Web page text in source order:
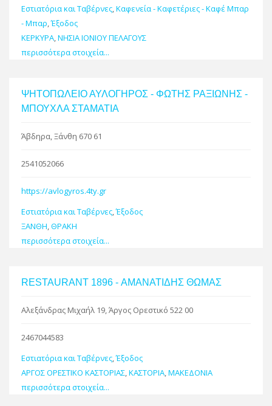
Εστιατόρια και Ταβέρνες,Καφενεία - Καφετέριες - Καφέ Μπαρ
- Μπαρ,Έξοδος
ΚΕΡΚΥΡΑ,ΝΗΣΙΑ ΙΟΝΙΟΥ ΠΕΛΑΓΟΥΣ
περισσότερα στοιχεία...
ΨΗΤΟΠΩΛΕΙΟ ΑΥΛΟΓΗΡΟΣ - ΦΩΤΗΣ ΡΑΞΙΩΝΗΣ -
ΜΠΟΥΧΛΑ ΣΤΑΜΑΤΙΑ
Άβδηρα, Ξάνθη 670 61
2541052066
https://avlogyros.4ty.gr
Εστιατόρια και Ταβέρνες,Έξοδος
ΞΑΝΘΗ,ΘΡΑΚΗ
περισσότερα στοιχεία...
RESTAURANT 1896 - ΑΜΑΝΑΤΙΔΗΣ ΘΩΜΑΣ
Αλεξάνδρας Μιχαήλ 19, Άργος Ορεστικό 522 00
2467044583
Εστιατόρια και Ταβέρνες,Έξοδος
ΑΡΓΟΣ ΟΡΕΣΤΙΚΟ ΚΑΣΤΟΡΙΑΣ,ΚΑΣΤΟΡΙΑ,ΜΑΚΕΔΟΝΙΑ
περισσότερα στοιχεία...